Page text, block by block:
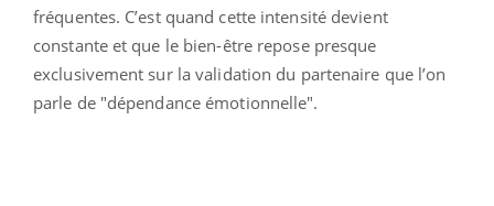
fréquentes. C’est quand cette intensité devient
constante et que le bien-être repose presque
exclusivement sur la validation du partenaire que l’on
parle de "dépendance émotionnelle".